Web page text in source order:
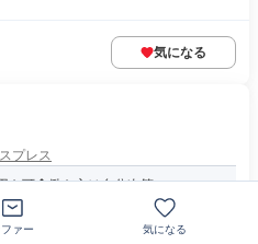
気になる
プレス
も可◆働き方は自分次第
ファー 気になる